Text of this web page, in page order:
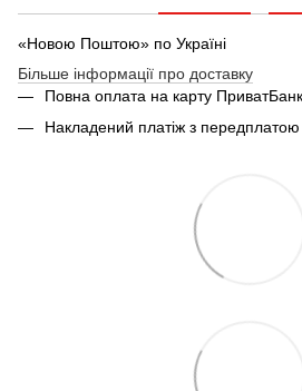
«Новою Поштою» по Україні
Більше інформації про доставку
Повна оплата на карту ПриватБанк
Накладений платіж з передплатою